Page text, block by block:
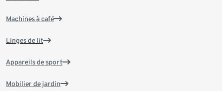
Machines à café
Linges de lit
Appareils de sport
Mobilier de jardin